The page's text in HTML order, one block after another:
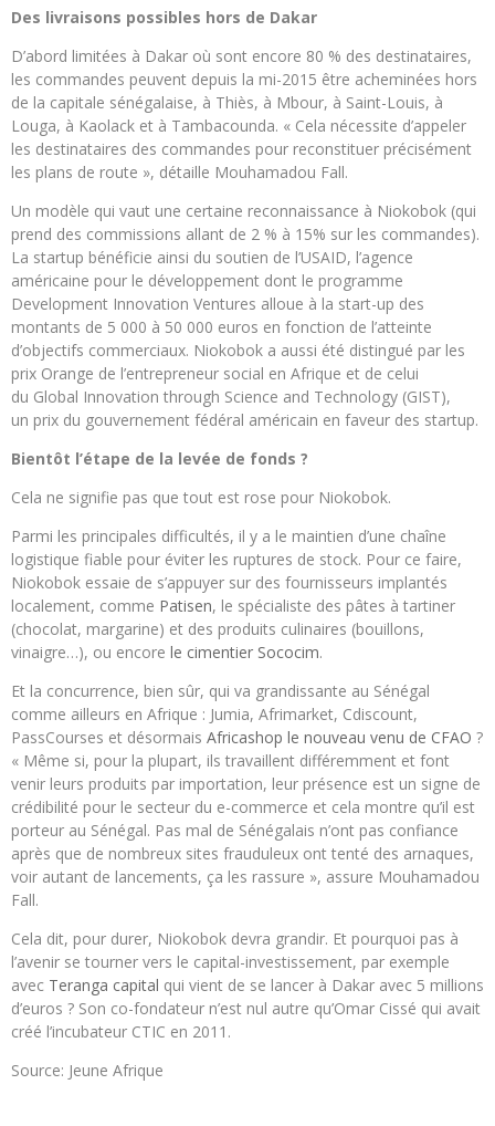
Des livraisons possibles hors de Dakar
D’abord limitées à Dakar où sont encore 80 % des destinataires,
les commandes peuvent depuis la mi-2015 être acheminées hors
de la capitale sénégalaise, à Thiès, à Mbour, à Saint-Louis, à
Louga, à Kaolack et à Tambacounda. « Cela nécessite d’appeler
les destinataires des commandes pour reconstituer précisément
les plans de route », détaille Mouhamadou Fall.
Un modèle qui vaut une certaine reconnaissance à Niokobok (qui
prend des commissions allant de 2 % à 15% sur les commandes).
La startup bénéficie ainsi du soutien de l’USAID, l’agence
américaine pour le développement dont le programme
Development Innovation Ventures alloue à la start-up des
montants de 5 000 à 50 000 euros en fonction de l’atteinte
d’objectifs commerciaux. Niokobok a aussi été distingué par les
prix Orange de l’entrepreneur social en Afrique et de celui
du Global Innovation through Science and Technology (GIST),
un prix du gouvernement fédéral américain en faveur des startup.
Bientôt l’étape de la levée de fonds ?
Cela ne signifie pas que tout est rose pour Niokobok.
Parmi les principales difficultés, il y a le maintien d’une chaîne
logistique fiable pour éviter les ruptures de stock. Pour ce faire,
Niokobok essaie de s’appuyer sur des fournisseurs implantés
localement, comme Patisen, le spécialiste des pâtes à tartiner
(chocolat, margarine) et des produits culinaires (bouillons,
vinaigre…), ou encore le cimentier Sococim.
Et la concurrence, bien sûr, qui va grandissante au Sénégal
comme ailleurs en Afrique : Jumia, Afrimarket, Cdiscount,
PassCourses et désormais Africashop le nouveau venu de CFAO ?
« Même si, pour la plupart, ils travaillent différemment et font
venir leurs produits par importation, leur présence est un signe de
crédibilité pour le secteur du e-commerce et cela montre qu’il est
porteur au Sénégal. Pas mal de Sénégalais n’ont pas confiance
après que de nombreux sites frauduleux ont tenté des arnaques,
voir autant de lancements, ça les rassure », assure Mouhamadou
Fall.
Cela dit, pour durer, Niokobok devra grandir. Et pourquoi pas à
l’avenir se tourner vers le capital-investissement, par exemple
avec Teranga capital qui vient de se lancer à Dakar avec 5 millions
d’euros ? Son co-fondateur n’est nul autre qu’Omar Cissé qui avait
créé l’incubateur CTIC en 2011.
Source: Jeune Afrique